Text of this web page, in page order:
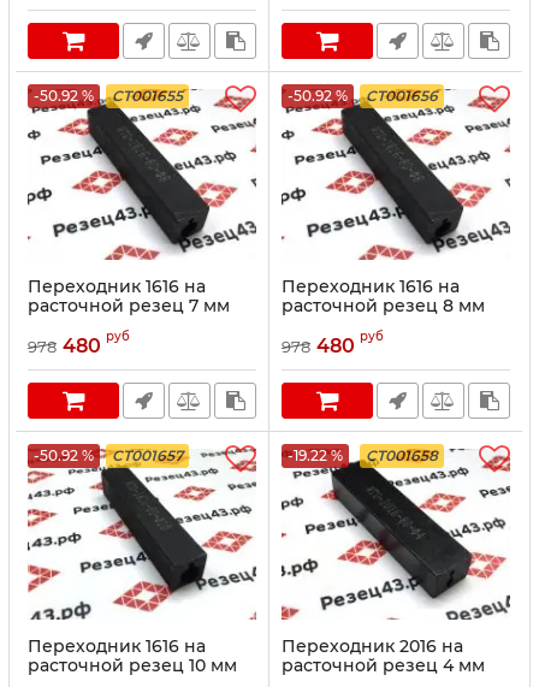
-50.92 % CT001655
Переходник 1616 на
расточной резец 7 мм
978 480 руб
-50.92 % CT001656
Переходник 1616 на
расточной резец 8 мм
978 480 руб
-50.92 % CT001657
Переходник 1616 на
расточной резец 10 мм
-19.22 % CT001658
Переходник 2016 на
расточной резец 4 мм